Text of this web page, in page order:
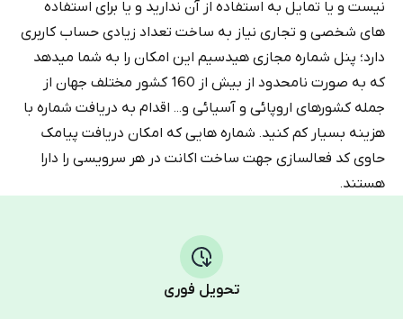
نیست و یا تمایل به استفاده از آن ندارید و یا برای استفاده
های شخصی و تجاری نیاز به ساخت تعداد زیادی حساب کاربری
دارد؛ پنل شماره مجازی هیدسیم این امکان را به شما میدهد
که به صورت نامحدود از بیش از 160 کشور مختلف جهان از
جمله کشورهای اروپائی و آسیائی و... اقدام به دریافت شماره با
هزینه بسیار کم کنید. شماره هایی که امکان دریافت پیامک
حاوی کد فعالسازی جهت ساخت اکانت در هر سرویسی را دارا
هستند.
تحویل فوری